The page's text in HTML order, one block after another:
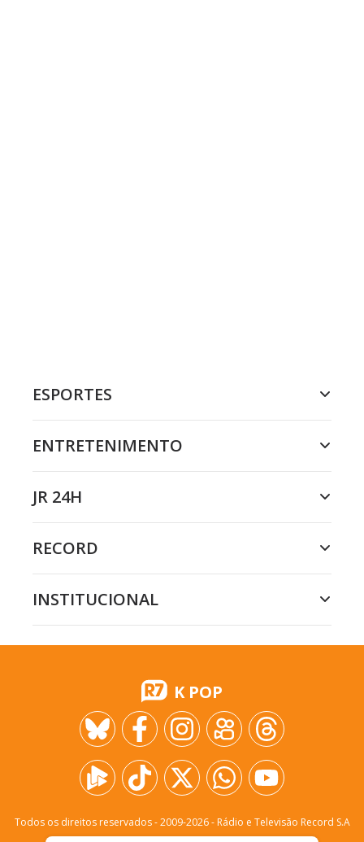
ESPORTES
ENTRETENIMENTO
JR 24H
RECORD
INSTITUCIONAL
K POP
Todos os direitos reservados - 2009-2026- Rádio e Televisão Record S.A